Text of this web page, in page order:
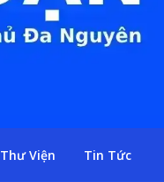
Thư Viện Tin Tức